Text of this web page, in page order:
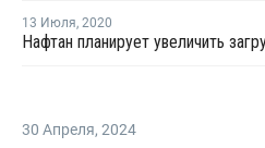
13 Июля, 2020
30 Апреля, 2024